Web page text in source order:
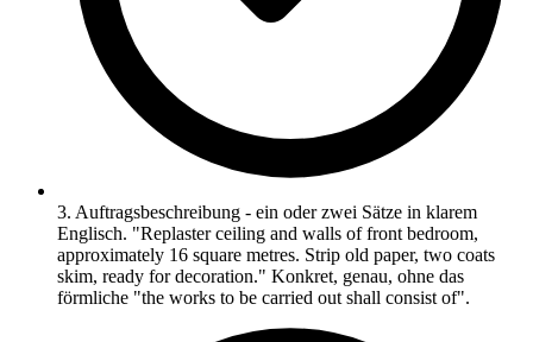
3. Auftragsbeschreibung - ein oder zwei Sätze in klarem
Englisch. "Replaster ceiling and walls of front bedroom,
approximately 16 square metres. Strip old paper, two coats
skim, ready for decoration." Konkret, genau, ohne das
förmliche "the works to be carried out shall consist of".